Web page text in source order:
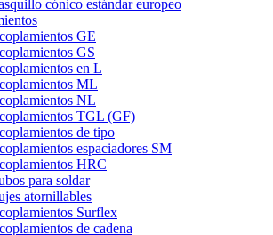
cónico estándar europeo
GE
GS
en L
ML
NL
TGL (GF)
de tipo
espaciadores SM
HRC
para soldar
atornillables
Surflex
de cadena